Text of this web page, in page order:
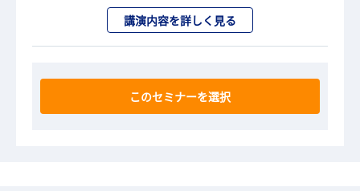
講演内容を詳しく見る
このセミナーを選択